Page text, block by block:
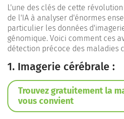
L'une des clés de cette
de l'IA à analyser d'énormes
particulier les données
génomique. Voici comment ces
détection précoce des maladies
1. Imagerie cérébrale :
Trouvez gratuitement la
vous convient